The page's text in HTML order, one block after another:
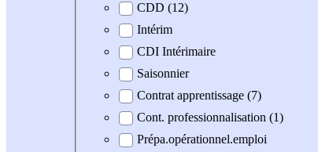
CDD (12)
Intérim
CDI Intérimaire
Saisonnier
Contrat apprentissage (7)
Cont. professionnalisation (1)
Prépa.opérationnel.emploi